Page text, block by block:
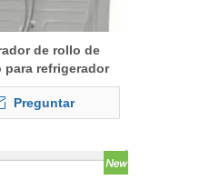
de rollo de
para refrigerador
Preguntar